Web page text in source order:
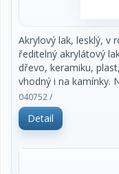
Akrylový lak, lesklý, v
ředitelný akrylátový
dřevo, keramiku,
vhodný i na kamínky.
suchý a čistý povrch.
voděodolný. Zvyšuje
barev proti venkovním
Obsah 50g. Cena za
040752 /
Detail